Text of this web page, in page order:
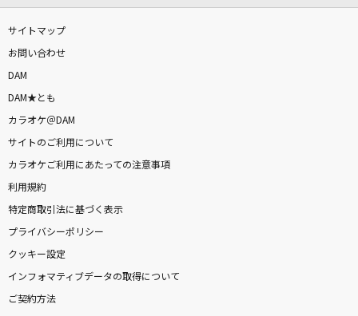
MAGIC
AAA(トリプル・エー)
Subtitle
Official髭男dism
不可思議のカルテ
美)、豊浜のどか(CV:内田真礼)、梓川かえで(CV:久保ユリカ)、牧之原翔子
[生音]花咲く旅路
サイトマップ
お問い合わせ
DAM
DAM★とも
カラオケ＠DAM
サイトのご利用について
カラオケご利用にあたっての注意事項
利用規約
特定商取引法に基づく表示
プライバシーポリシー
クッキー設定
インフォマティブデータの取得について
ご契約方法